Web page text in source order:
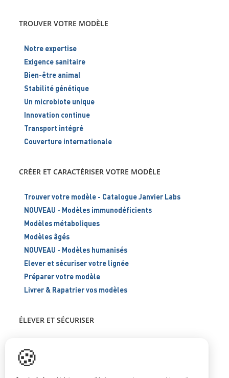
TROUVER VOTRE MODÈLE
Notre expertise
Exigence sanitaire
Bien-être animal
Stabilité génétique
Un microbiote unique
Innovation continue
Transport intégré
Couverture internationale
CRÉER ET CARACTÉRISER VOTRE MODÈLE
Trouver votre modèle - Catalogue Janvier Labs
NOUVEAU - Modèles immunodéficients
Modèles métaboliques
Modèles âgés
NOUVEAU - Modèles humanisés
Elever et sécuriser votre lignée
Préparer votre modèle
Livrer & Rapatrier vos modèles
ÉLEVER ET SÉCURISER
Blog
🍪